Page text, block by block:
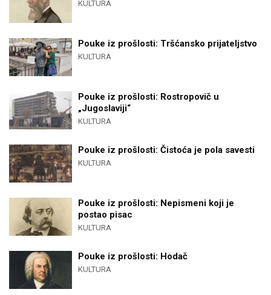
KULTURA
Pouke iz prošlosti: Tršćansko prijateljstvo
KULTURA
Pouke iz prošlosti: Rostropovič u
„Jugoslaviji“
KULTURA
Pouke iz prošlosti: Čistoća je pola savesti
KULTURA
Pouke iz prošlosti: Nepismeni koji je
postao pisac
KULTURA
Pouke iz prošlosti: Hodač
KULTURA